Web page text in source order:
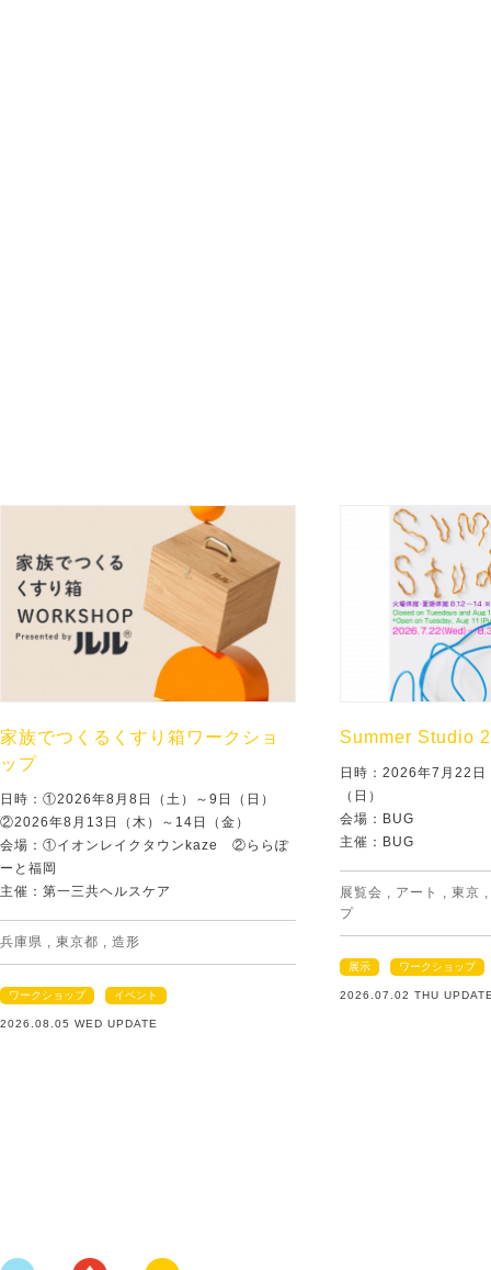
家族でつくるくすり箱ワークショ
ップ
日時：①2026年8月8日（土）～9日（日）
②2026年8月13日（木）～14日（金）
会場：①イオンレイクタウンkaze ②ららぽ
ーと福岡
主催：第一三共ヘルスケア
兵庫県 東京都 造形
ワークショップ イベント
2026.08.05 WED UPDATE
Summer Studio
日時：2026年7月22
（日）
会場：BUG
主催：BUG
展覧会 アート 東京
プ
展示 ワークショップ
2026.07.02 THU